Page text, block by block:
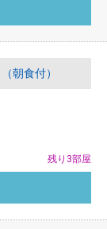
朝食付）
残り3部屋